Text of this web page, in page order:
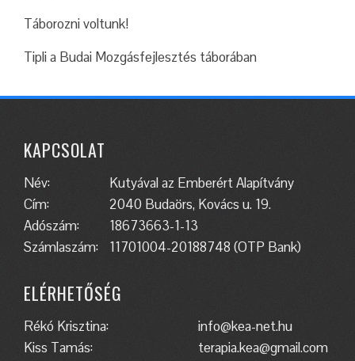
Táborozni voltunk!
Tipli a Budai Mozgásfejlesztés táborában
KAPCSOLAT
Név:
Kutyával az Emberért Alapítvány
Cím:
2040 Budaörs, Kovács u. 19.
Adószám:
18673663-1-13
Számlaszám:
11701004-20188748 (OTP Bank)
ELÉRHETŐSÉG
Rékó Krisztina:
info@kea-net.hu
Kiss Tamás:
terapia.kea@gmail.com